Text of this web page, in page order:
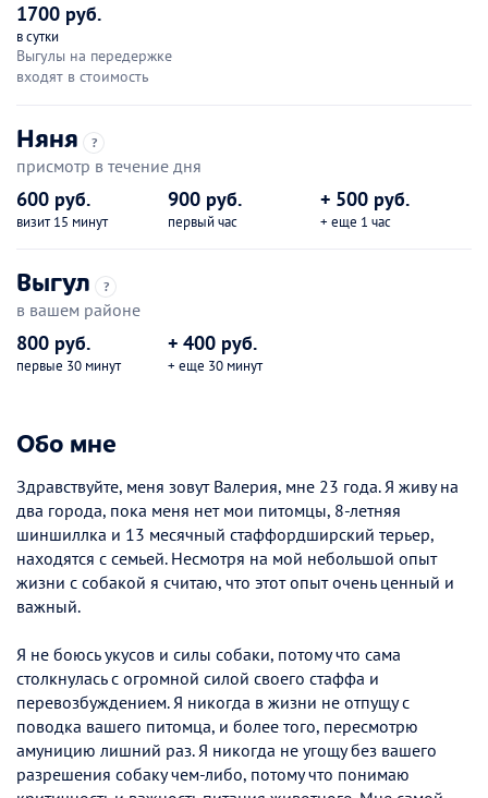
1700 руб.
в сутки
Выгулы на передержке
входят в стоимость
Няня ?
присмотр в течение дня
600 руб.
визит 15 минут
900 руб.
первый час
+ 500 руб.
+ еще 1 час
Выгул ?
в вашем районе
800 руб.
первые 30 минут
+ 400 руб.
+ еще 30 минут
Обо мне
Здравствуйте, меня зовут Валерия, мне 23 года. Я живу на
два города, пока меня нет мои питомцы, 8-летняя
шиншиллка и 13 месячный стаффордширский терьер,
находятся с семьей. Несмотря на мой небольшой опыт
жизни с собакой я считаю, что этот опыт очень ценный и
важный.
Я не боюсь укусов и силы собаки, потому что сама
столкнулась с огромной силой своего стаффа и
перевозбуждением. Я никогда в жизни не отпущу с
поводка вашего питомца, и более того, пересмотрю
амуницию лишний раз. Я никогда не угощу без вашего
разрешения собаку чем-либо, потому что понимаю